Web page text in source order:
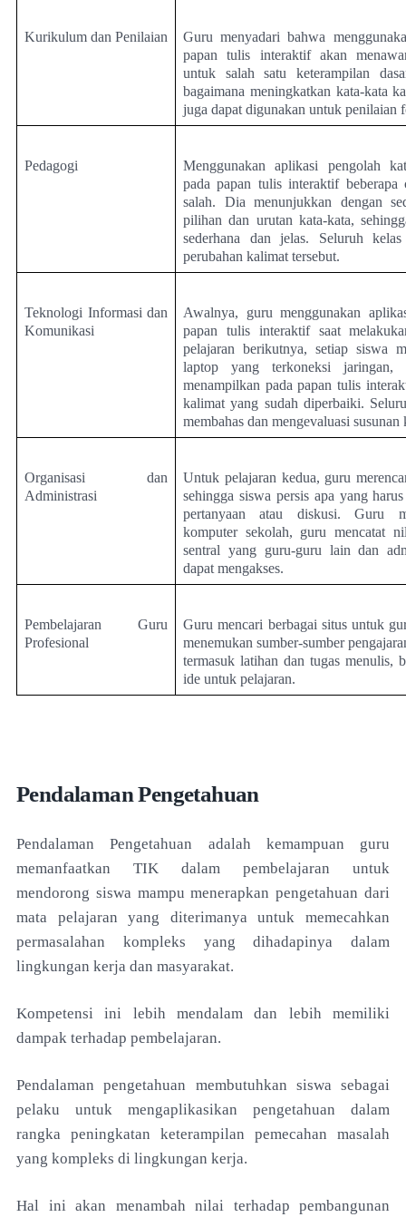
Kurikulum dan Penilaian
Guru menyadari bahwa
papan tulis interaktif akan
untuk salah satu keterampilan
bagaimana meningkatkan kata-kata
juga dapat digunakan untuk penilaian
Pedagogi
Menggunakan aplikasi pengolah
pada papan tulis interaktif beberapa
salah. Dia menunjukkan dengan
pilihan dan urutan kata-kata,
sederhana dan jelas. Seluruh
perubahan kalimat tersebut.
Teknologi Informasi dan
Komunikasi
Awalnya, guru menggunakan
papan tulis interaktif saat
pelajaran berikutnya, setiap siswa
laptop yang terkoneksi jaringan,
menampilkan pada papan tulis
kalimat yang sudah diperbaiki.
membahas dan mengevaluasi susunan
Organisasi dan
Administrasi
Untuk pelajaran kedua, guru
sehingga siswa persis apa yang
pertanyaan atau diskusi. Guru
komputer sekolah, guru mencatat
sentral yang guru-guru lain dan
dapat mengakses.
Pembelajaran Guru
Profesional
Guru mencari berbagai situs untuk
menemukan sumber-sumber
termasuk latihan dan tugas menulis,
ide untuk pelajaran.
Pendalaman Pengetahuan
Pendalaman Pengetahuan adalah kemampuan guru
memanfaatkan TIK dalam pembelajaran untuk
mendorong siswa mampu menerapkan pengetahuan dari
mata pelajaran yang diterimanya untuk memecahkan
permasalahan kompleks yang dihadapinya dalam
lingkungan kerja dan masyarakat.
Kompetensi ini lebih mendalam dan lebih memiliki
dampak terhadap pembelajaran.
Pendalaman pengetahuan membutuhkan siswa sebagai
pelaku untuk mengaplikasikan pengetahuan dalam
rangka peningkatan keterampilan pemecahan masalah
yang kompleks di lingkungan kerja.
Hal ini akan menambah nilai terhadap pembangunan